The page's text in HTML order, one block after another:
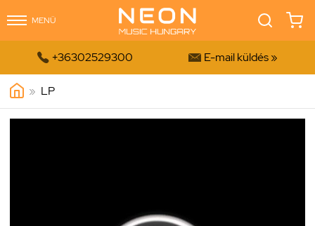
MENÜ
 +36302529300  E-mail küldés »
» LP